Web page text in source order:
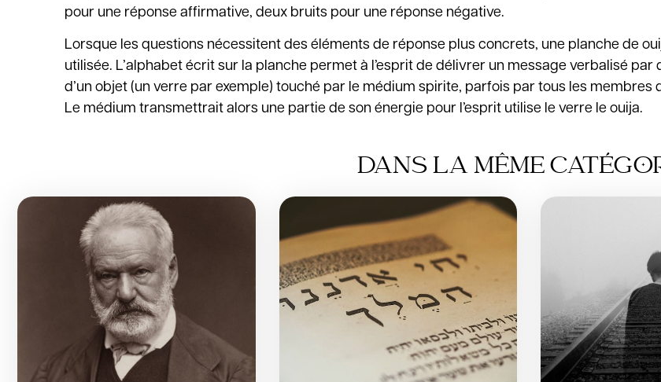
pour une réponse affirmative, deux bruits pour une réponse négative.
Lorsque les questions nécessitent des éléments de réponse plus concrets, une planche de
utilisée. L’alphabet écrit sur la planche permet à l’esprit de délivrer un message verbalisé par
d’un objet (un verre par exemple) touché par le médium spirite, parfois par tous les membres
Le médium transmettrait alors une partie de son énergie pour l’esprit utilise le verre le ouija.
DANS LA MÊME